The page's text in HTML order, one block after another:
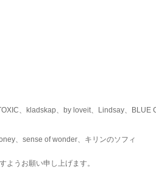
、kladskap、by loveit、Lindsay、BLUE
、sense of wonder、キリンのソフィ
ようお願い申し上げます。